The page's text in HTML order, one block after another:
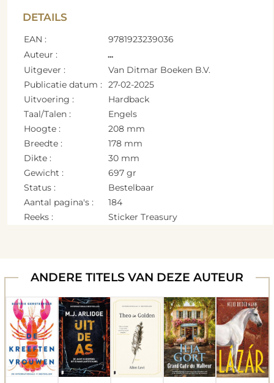
DETAILS
EAN :
9781923239036
Auteur :
...
Uitgever :
Van Ditmar Boeken B.V.
Publicatie datum :
27-02-2025
Uitvoering :
Hardback
Taal/Talen :
Engels
Hoogte :
208 mm
Breedte :
178 mm
Dikte :
30 mm
Gewicht :
697 gr
Status :
Bestelbaar
Aantal pagina's :
184
Reeks :
Sticker Treasury
ANDERE TITELS VAN DEZE AUTEUR